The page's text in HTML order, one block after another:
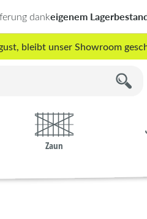
dankeigenem
bleibt unser Showroom
Zaun